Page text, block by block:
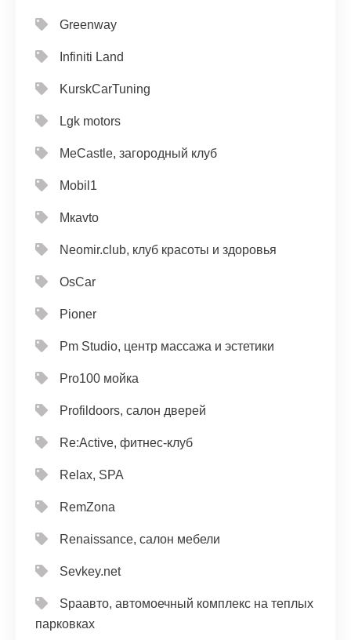
Greenway
Infiniti Land
KurskCarTuning
Lgk motors
MeCastle, загородный клуб
Mobil1
Mкavto
Neomir.club, клуб красоты и здоровья
OsCar
Pioner
Pm Studio, центр массажа и эстетики
Pro100 мойка
Profildoors, салон дверей
Re:Active, фитнес-клуб
Relax, SPA
RemZona
Renaissance, салон мебели
Sevkey.net
Spaавто, автомоечный комплекс на теплых
парковках